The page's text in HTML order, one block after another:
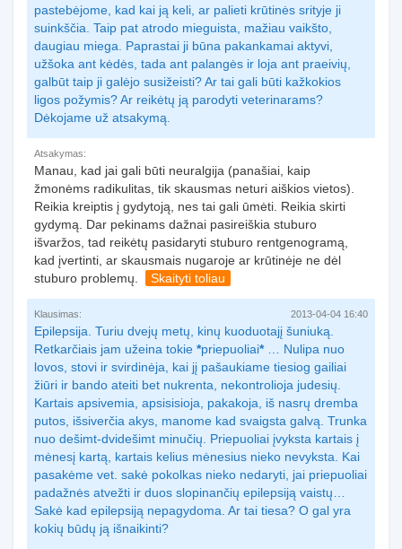
pastebėjome, kad kai ją keli, ar palieti krūtinės srityje ji
suinkščia. Taip pat atrodo mieguista, mažiau vaikšto,
daugiau miega. Paprastai ji būna pakankamai aktyvi,
užšoka ant kėdės, tada ant palangės ir loja ant praeivių,
galbūt taip ji galėjo susižeisti? Ar tai gali būti kažkokios
ligos požymis? Ar reikėtų ją parodyti veterinarams?
Dėkojame už atsakymą.
Atsakymas:
Manau, kad jai gali būti neuralgija (panašiai, kaip
žmonėms radikulitas, tik skausmas neturi aiškios vietos).
Reikia kreiptis į gydytoją, nes tai gali ūmėti. Reikia skirti
gydymą. Dar pekinams dažnai pasireiškia stuburo
išvaržos, tad reikėtų pasidaryti stuburo rentgenogramą,
kad įvertinti, ar skausmais nugaroje ar krūtinėje ne dėl
stuburo problemų.
Skaityti toliau
Klausimas: 2013-04-04 16:40
Epilepsija. Turiu dvejų metų, kinų kuoduotajį šuniuką.
Retkarčiais jam užeina tokie *priepuoliai*… Nulipa nuo
lovos, stovi ir svirdinėja, kai jį pašaukiame tiesiog gailiai
žiūri ir bando ateiti bet nukrenta, nekontrolioja judesių.
Kartais apsivemia, apsisisioja, pakakoja, iš nasrų dremba
putos, išsiverčia akys, manome kad svaigsta galvą. Trunka
nuo dešimt-dvidešimt minučių. Priepuoliai įvyksta kartais į
mėnesį kartą, kartais kelius mėnesius nieko nevyksta. Kai
pasakėme vet. sakė pokolkas nieko nedaryti, jai priepuoliai
padažnės atvežti ir duos slopinančių epilepsiją vaistų…
Sakė kad epilepsiją nepagydoma. Ar tai tiesa? O gal yra
kokių būdų ją išnaikinti?